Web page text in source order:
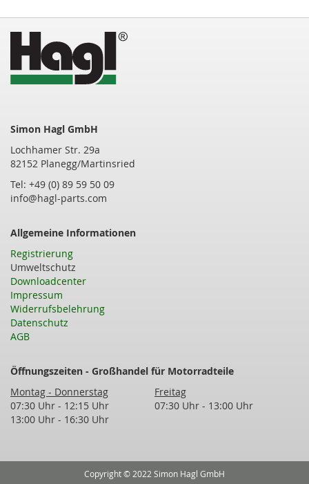
Simon Hagl GmbH
Lochhamer Str. 29a
82152 Planegg/Martinsried
Tel: +49 (0) 89 59 50 09
info@hagl-parts.com
Allgemeine Informationen
Registrierung
Umweltschutz
Downloadcenter
Impressum
Widerrufsbelehrung
Datenschutz
AGB
Öffnungszeiten - Großhandel für Motorradteile
Montag - Donnerstag
Freitag
07:30 Uhr - 12:15 Uhr
13:00 Uhr - 16:30 Uhr
07:30 Uhr - 13:00 Uhr
Copyright © 2022 Simon Hagl GmbH